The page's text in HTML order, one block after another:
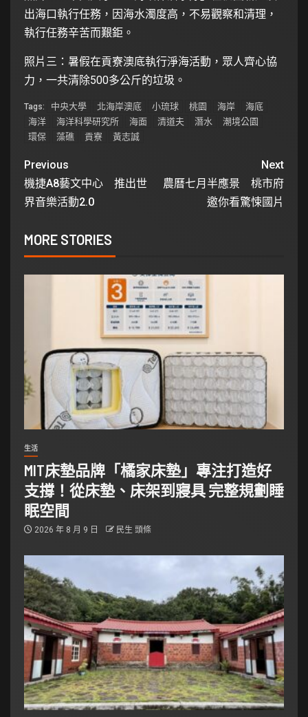
出海口執行任務，因海水濁度高，不易觀察和清理，
執行任務辛苦而艱鉅。
照片三：暑假在貢寮澳底執行淨海活動，眾人齊心協
力，一共清除500多公斤的垃圾。
Tags: 中央大學 北海岸澳底 小琉球 桃園 海岸
海底
海洋
海洋科學研究所 海面 清道夫 潛水
潮境公園
環保
藻礁 貢寮 黃志誠
Previous
機捷A8藝文中心 推出世
界音樂活動2.0
Next
農曆七月半應景 桃市府
邀你看驚悚國片
MORE STORIES
生活
MIT床墊品牌「橘家床墊」專注打造好
支撐！從床墊、床架到寢具 完整規劃睡
眠空間
2026 年 8 月 9 日 民生 頭條